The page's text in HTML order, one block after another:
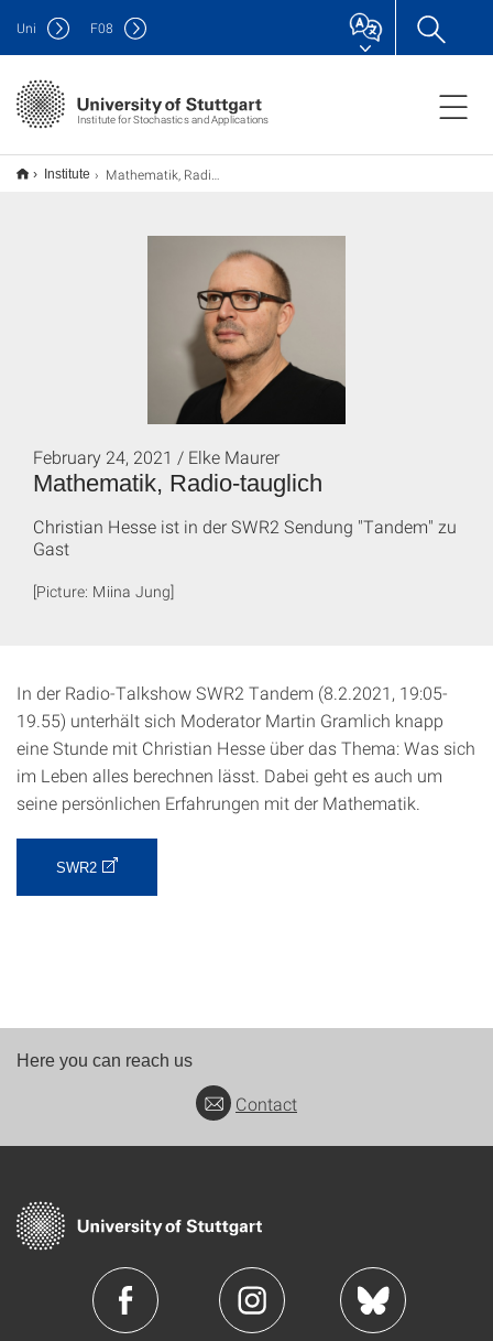
Institute for Stochastics and Applications
Uni F08
Institute Mathematik, Radio-tauglich
Mathematik, Radio-tauglich
February 24, 2021 / Elke Maurer
Christian Hesse ist in der SWR2 Sendung "Tandem" zu
Gast
[Picture: Miina Jung]
In der Radio-Talkshow SWR2 Tandem (8.2.2021, 19:05-
19.55) unterhält sich Moderator Martin Gramlich knapp
eine Stunde mit Christian Hesse über das Thema: Was sich
im Leben alles berechnen lässt. Dabei geht es auch um
seine persönlichen Erfahrungen mit der Mathematik.
SWR2
Here you can reach us
Contact